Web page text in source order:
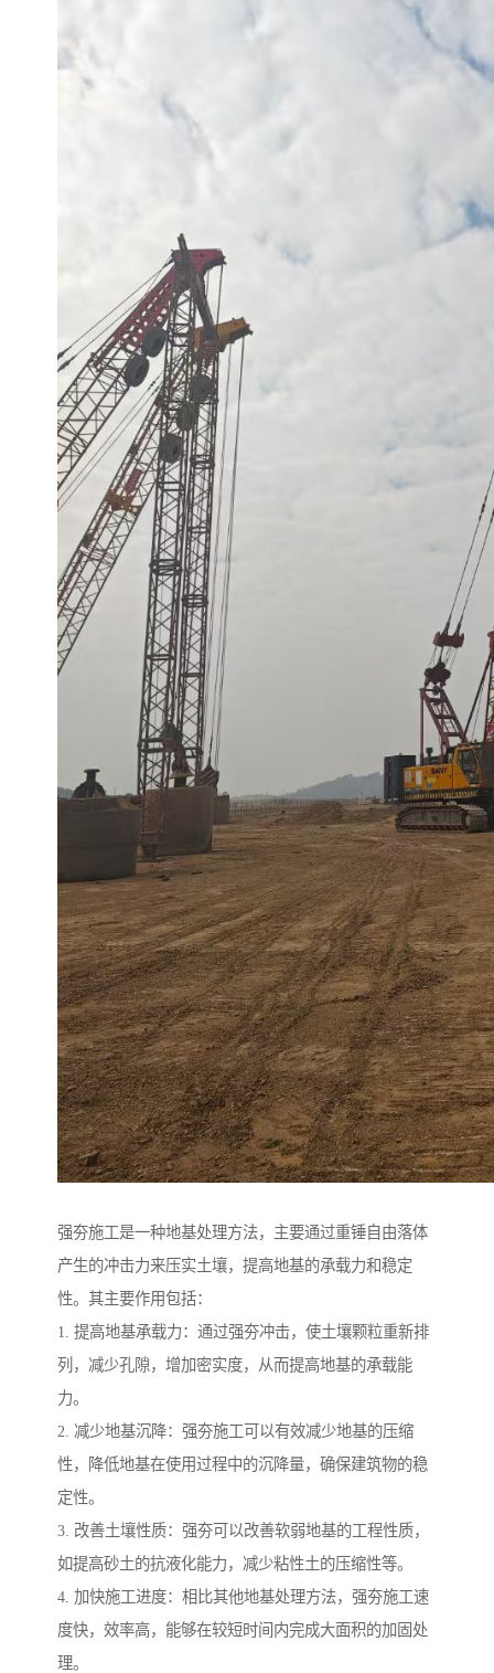
强夯施工是一种地基处理方法，主要通过重锤自由落体
产生的冲击力来压实土壤，提高地基的承载力和稳定
性。其主要作用包括：
1. 提高地基承载力：通过强夯冲击，使土壤颗粒重新排
列，减少孔隙，增加密实度，从而提高地基的承载能
力。
2. 减少地基沉降：强夯施工可以有效减少地基的压缩
性，降低地基在使用过程中的沉降量，确保建筑物的稳
定性。
3. 改善土壤性质：强夯可以改善软弱地基的工程性质，
如提高砂土的抗液化能力，减少粘性土的压缩性等。
4. 加快施工进度：相比其他地基处理方法，强夯施工速
度快，效率高，能够在较短时间内完成大面积的加固处
理。